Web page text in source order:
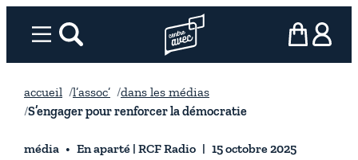
Menurechercher Page d’accueil l’association
mon panier
ma
accueil l’assoc’
dans les médias
S’engager pour renforcer la démocratie
média En aparté | RCF Radio 15 octobre 2025